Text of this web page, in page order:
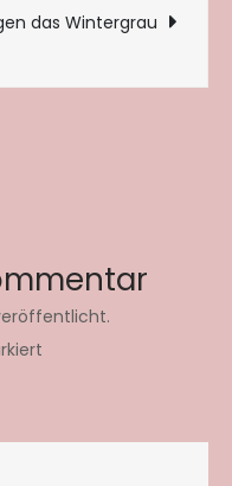
das Wintergrau